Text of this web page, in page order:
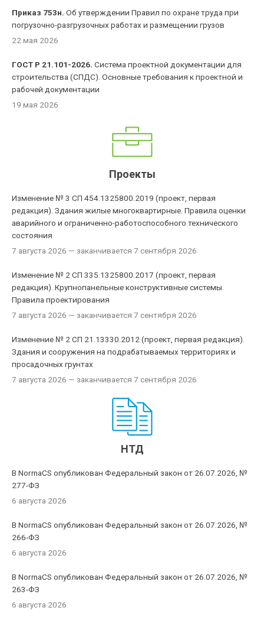
Приказ 753н. Об утверждении Правил по охране труда при
погрузочно-разгрузочных работах и размещении грузов
22 мая 2026
ГОСТ Р 21.101-2026. Система проектной документации для
строительства (СПДС). Основные требования к проектной и
рабочей документации
19 мая 2026
Проекты
Изменение № 3 СП 454.1325800.2019 (проект, первая
редакция). Здания жилые многоквартирные. Правила оценки
аварийного и ограниченно-работоспособного технического
состояния
7 августа 2026 — заканчивается 7 сентября 2026
Изменение № 2 СП 335.1325800.2017 (проект, первая
редакция). Крупнопанельные конструктивные системы.
Правила проектирования
7 августа 2026 — заканчивается 7 сентября 2026
Изменение № 2 СП 21.13330.2012 (проект, первая редакция).
Здания и сооружения на подрабатываемых территориях и
просадочных грунтах
7 августа 2026 — заканчивается 7 сентября 2026
НТД
В NormaCS опубликован Федеральный закон от 26.07.2026, №
277-ФЗ
6 августа 2026
В NormaCS опубликован Федеральный закон от 26.07.2026, №
266-ФЗ
6 августа 2026
В NormaCS опубликован Федеральный закон от 26.07.2026, №
263-ФЗ
6 августа 2026